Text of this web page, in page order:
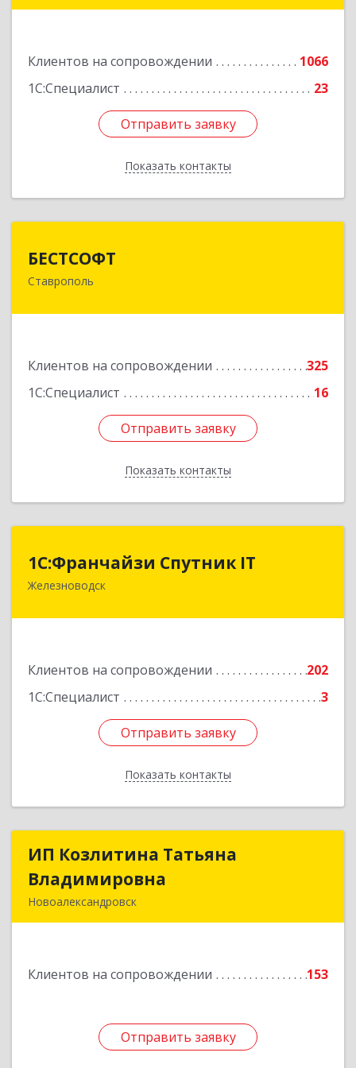
Клиентов на сопровождении
1066
1С:Специалист
23
Отправить заявку
Показать контакты
Отправить заявку
Назад
БЕСТСОФТ
Ставрополь
Клиентов на сопровождении
325
1С:Специалист
16
Отправить заявку
Показать контакты
355011, Ставропольский край, Ставрополь г,
Отправить заявку
Назад
1С:Франчайзи Спутник IT
Железноводск
Клиентов на сопровождении
202
1С:Специалист
3
Отправить заявку
Показать контакты
1С:Франчайзи Спутник IT
357430, Ставропольский край, город-курорт
Подробнее
Отправить заявку
Назад
ИП Козлитина Татьяна
Владимировна
Новоалександровск
Клиентов на сопровождении 153
Отправить заявку
ИП Козлитина Татьяна
Подробнее
Отправить заявку